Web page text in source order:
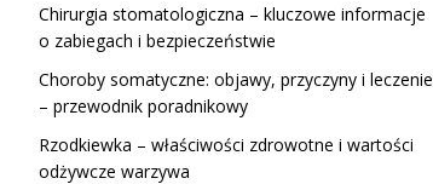
Chirurgia stomatologiczna – kluczowe informacje
o zabiegach i bezpieczeństwie
Choroby somatyczne: objawy, przyczyny i leczenie
– przewodnik poradnikowy
Rzodkiewka – właściwości zdrowotne i wartości
odżywcze warzywa